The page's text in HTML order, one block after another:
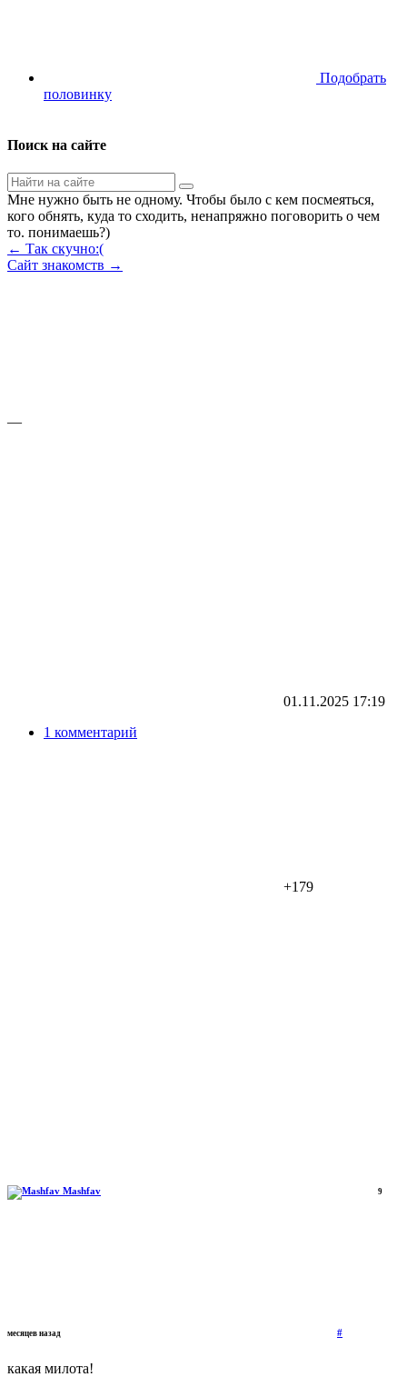
Подобрать
половинку
Поиск на сайте
Мне нужно быть не одному. Чтобы было с кем посмеяться,
кого обнять, куда то сходить, ненапряжно поговорить о чем
то. понимаешь?)
← Так скучно:(
Сайт знакомств →
—
01.11.2025 17:19
1 комментарий
+179
Mashfav 9
месяцев назад #
какая милота!